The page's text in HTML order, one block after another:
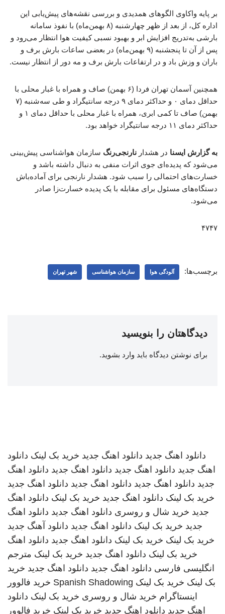
بر پایه واکاوی الگوهای همدیدی و بررسی نقشه‌های پیش‌یابی این
اداره کل، از بعد از ظهر چهارشنبه (۸ بهمن‌ماه) با نفوذ سامانه
بارشی به‌تدریج افزایش ابر و بهبود نسبی کیفیت هوا انتظار می‌رود و
پس از آن تا پنجشنبه (۹ بهمن‌ماه) در بعضی ساعات بارش برف و
باران و وزش باد و در ارتفاعات بارش برف و مه دور از انتظار نیست.
همچنین آسمان تهران فردا (۶ بهمن) صاف و همراه با غبار محلی با
حداقل دمای ۰ و حداکثر دمای ۹ درجه سانتیگراد و طی سه‌شنبه (۷
بهمن) صاف تا کمی ابری، همراه با غبار محلی با حداقل دمای ۱ و
حداکثر دمای ۱۱ درجه سانتیگراد خواهد بود.
به گزارش ایسنا در هشدار نارنجی‌رنگ سازمان هواشناسی پیش‌بینی
می‌شود که پدیده‌ای جوی اثرات منفی به دنبال داشته باشد و
خسارت‌های احتمالی را سبب شود. هشدار نارنجی برای آماده‌باش
دستگاه‌های مسئول برای مقابله با یک پدیده خسارت‌زا صادر
می‌شود.
۴۷۴۷
برچسب‌ها: آلودگی هوا سازمان هواشناسی شهر تهران
دیدگاهتان را بنویسید
برای نوشتن دیدگاه باید وارد بشوید.
دانلود اهنگ جدید دانلود اهنگ جدید خرید بک لینک دانلود
اهنگ جدید دانلود اهنگ جدید دانلود اهنگ جدید دانلود اهنگ
جدید دانلود اهنگ جدید دانلود اهنگ جدید دانلود اهنگ جدید
خرید بک لینک دانلود اهنگ جدید خرید بک لینک دانلود اهنگ
جدید خرید شال و روسری دانلود اهنگ جدید دانلود اهنگ
جدید خرید بک لینک دانلود اهنگ جدید دانلود آهنگ جدید
خرید بک لینک خرید بک لینک دانلود اهنگ جدید دانلود اهنگ
خرید بک لینک دانلود اهنگ جدید خرید بک لینک مترجم
انگلیسی فارسی دانلود اهنگ جدید دانلود اهنگ جدید خرید
بک لینک خرید بک لینک Spanish Shadowing خرید فالوور
اینستاگرام خرید شال و روسری خرید بک لینک دانلود
اهنگ جدید دانلود اهنگ جدید خرید بک لینک خرید فالوور